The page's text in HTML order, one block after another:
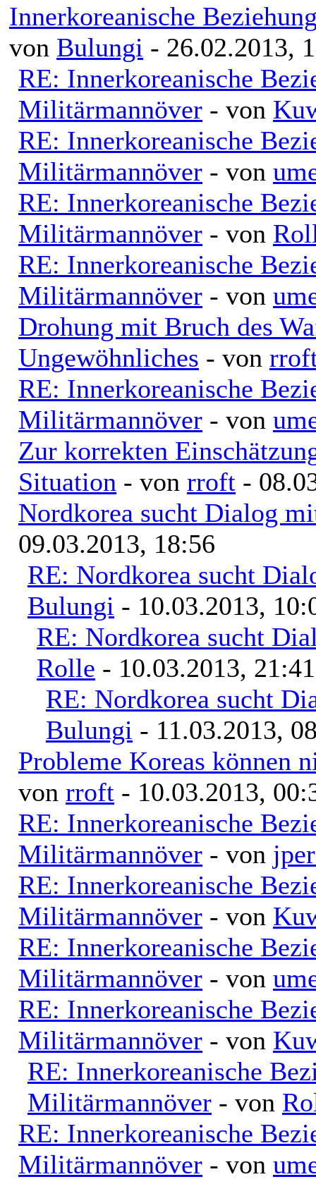
Innerkoreanische
von Bulungi - 26.02.2013,
RE: Innerkoreanische
Militärmannöver - von
RE: Innerkoreanische
Militärmannöver - von
RE: Innerkoreanische
Militärmannöver - von
RE: Innerkoreanische
Militärmannöver - von
Drohung mit Bruch des
Ungewöhnliches - von
RE: Innerkoreanische
Militärmannöver - von
Zur korrekten
Situation - von rroft -
Nordkorea sucht Dialog
09.03.2013, 18:56
RE: Nordkorea sucht
Bulungi - 10.03.2013,
RE: Nordkorea sucht
Rolle - 10.03.2013, 21:41
RE: Nordkorea sucht
Bulungi - 11.03.2013,
Probleme Koreas können
von rroft - 10.03.2013,
RE: Innerkoreanische
Militärmannöver - von
RE: Innerkoreanische
Militärmannöver - von
RE: Innerkoreanische
Militärmannöver - von
RE: Innerkoreanische
Militärmannöver - von
RE: Innerkoreanische
Militärmannöver - von
RE: Innerkoreanische
Militärmannöver - von